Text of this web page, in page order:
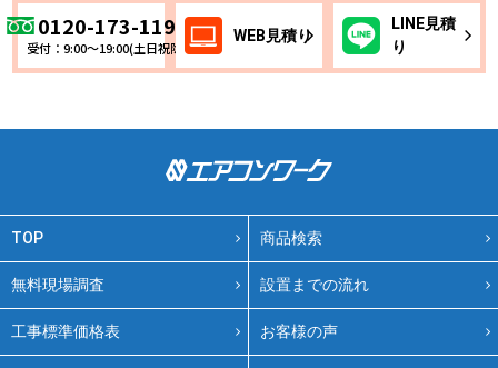
0120-173-119
受付：9:00～19:00(土日祝除く)
WEB 見積り
LINE見積
り
TOP 商品検索
無料現場調査 設置までの流れ
工事標準価格表 お客様の声